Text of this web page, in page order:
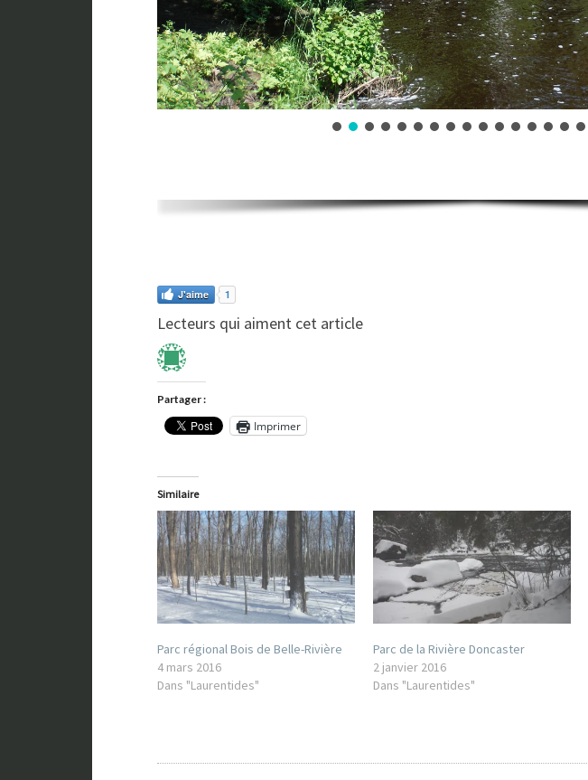
J'aime 1
Lecteurs qui aiment cet article
Partager :
Imprimer
Similaire
Parc régional Bois de Belle-Rivière
4 mars 2016
Dans "Laurentides"
Parc de la Rivière Doncaster
2 janvier 2016
Dans "Laurentides"